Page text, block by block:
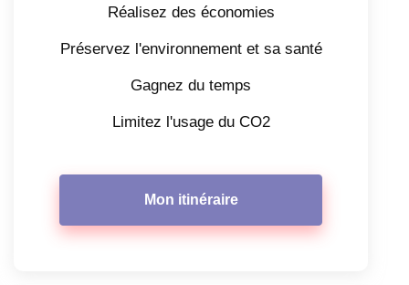
Réalisez des économies
Préservez l'environnement et sa santé
Gagnez du temps
Limitez l'usage du CO2
Mon itinéraire